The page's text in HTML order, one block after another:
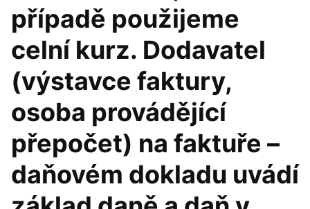
případě použijeme
celní kurz. Dodavatel
(výstavce faktury,
osoba provádějící
přepočet) na faktuře –
daňovém dokladu uvádí